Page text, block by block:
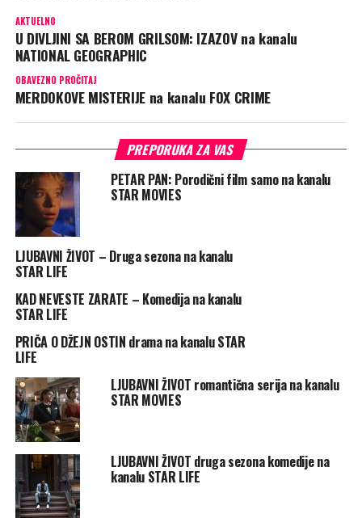
AKTUELNO
U DIVLJINI SA BEROM GRILSOM: IZAZOV na kanalu
NATIONAL GEOGRAPHIC
OBAVEZNO PROČITAJ
MERDOKOVE MISTERIJE na kanalu FOX CRIME
PREPORUKA ZA VAS
PETAR PAN: Porodični film samo na kanalu
STAR MOVIES
LJUBAVNI ŽIVOT – Druga sezona na kanalu
STAR LIFE
KAD NEVESTE ZARATE – Komedija na kanalu
STAR LIFE
PRIČA O DŽEJN OSTIN drama na kanalu STAR
LIFE
LJUBAVNI ŽIVOT romantična serija na kanalu
STAR MOVIES
LJUBAVNI ŽIVOT druga sezona komedije na
kanalu STAR LIFE